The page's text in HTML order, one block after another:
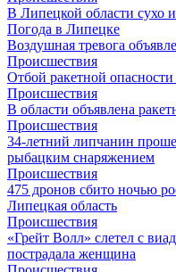
В Липецкой области сухо
Погода в Липецке
Воздушная тревога
Происшествия
Отбой ракетной
Происшествия
В области объявлена
Происшествия
34-летний липчанин
рыбацким снаряжением
Происшествия
475 дронов сбито ночью
Липецкая область
Происшествия
«Грейт Волл» слетел с
пострадала женщина